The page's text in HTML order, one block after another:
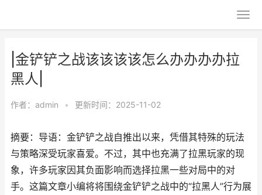
|金铲铲之战该该该该怎么办办办办拉
黑人|
作者： admin • 更新时间：2025-11-02
摘要：导语：金铲铲之战自推出以来，凭借其特殊的玩法
与策略深受玩家喜爱。不过，其中也充满了拉黑玩家的现
象，许多玩家因其负面影响而选择拉黑一些对局中的对
手。这篇文章小编将将围绕金铲铲之战中的“拉黑人”行为展